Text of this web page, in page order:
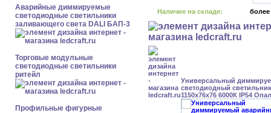
Аварийные диммируемые
светодиодные светильники
заливающего света DALI БАП-3
Торговые модульные
светодиодные светильники
ритейл
Профильные фигурные
Наличие на складе: более
Универсальный
светодиодный
1150x76x76 6000К IP54 Опал